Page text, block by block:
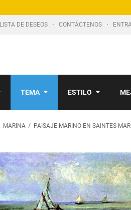
LISTA DE DESEOS CONTÁCTENOS
TEMA ESTILO
MARINA PAISAJE MARINO EN SAINTES-